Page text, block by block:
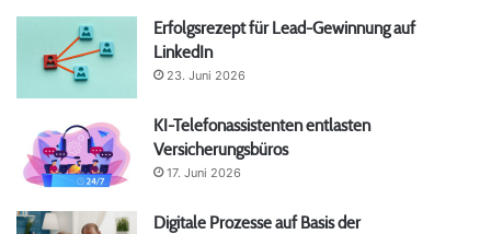
Erfolgsrezept für Lead-Gewinnung auf
LinkedIn
23. Juni 2026
KI-Telefonassistenten entlasten
Versicherungsbüros
17. Juni 2026
Digitale Prozesse auf Basis der